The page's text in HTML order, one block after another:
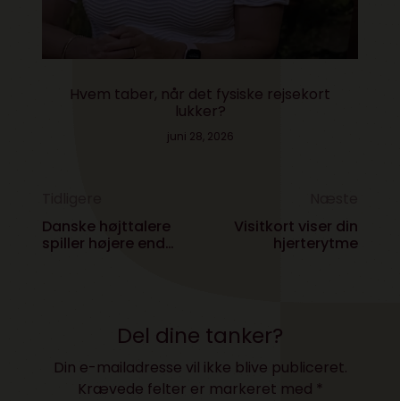
Hvem taber, når det fysiske rejsekort
lukker?
juni 28, 2026
Danske højttalere
spiller højere end
Visitkort viser din
hjerterytme
Del dine tanker?
Din e-mailadresse vil ikke blive publiceret.
Krævede felter er markeret med *